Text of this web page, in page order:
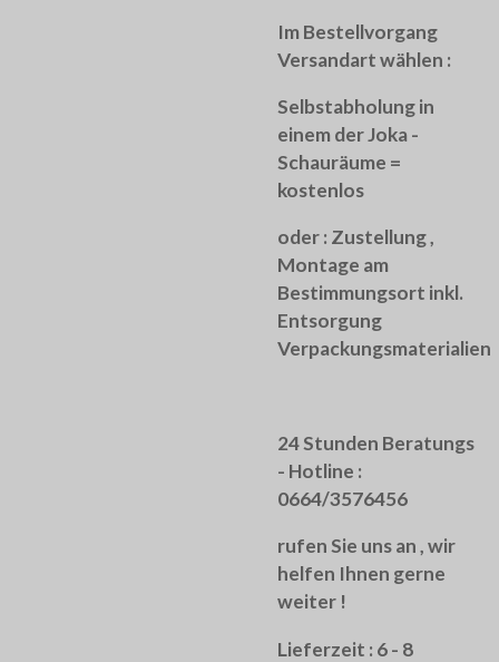
Im Bestellvorgang
Versandart wählen :
Selbstabholung in
einem der Joka -
Schauräume =
kostenlos
oder : Zustellung ,
Montage am
Bestimmungsort inkl.
Entsorgung
Verpackungsmaterialien
24 Stunden Beratungs
- Hotline :
0664/3576456
rufen Sie uns an , wir
helfen Ihnen gerne
weiter !
Lieferzeit : 6 - 8